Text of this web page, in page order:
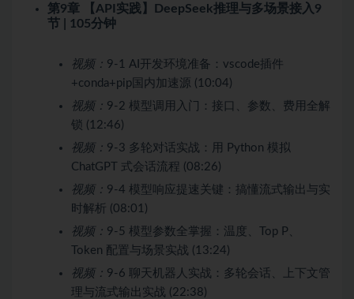
第9章 【API实践】DeepSeek推理与多场景接入 9
节 | 105分钟
视频： 9-1 AI开发环境准备：vscode插件
+conda+pip国内加速源 (10:04)
视频： 9-2 模型调用入门：接口、参数、费用全解
锁 (12:46)
视频： 9-3 多轮对话实战：用 Python 模拟
ChatGPT 式会话流程 (08:26)
视频： 9-4 模型响应提速关键：搞懂流式输出与实
时解析 (08:01)
视频： 9-5 模型参数全掌握：温度、Top P、
Token 配置与场景实战 (13:24)
视频： 9-6 聊天机器人实战：多轮会话、上下文管
理与流式输出实战 (22:38)